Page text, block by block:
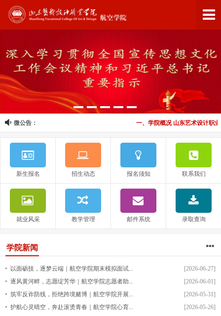
微公告： 一、学院概况 山东艺术设计职
新生报名 招生动态 报名须知 联系我们
就业风采 教学管理 邮件系统 录取查询
学院新闻
[2026-06-27]
以面砺技，逐梦云端｜航空学院期末模拟面试...
[2026-06-01]
逐风黄河畔，志愿绽芳华｜航空学院志愿者助...
[2026-05-31]
筑牢反诈防线，拒绝跨境赌博｜航空学院开展...
[2026-05-26]
护航心灵晴空，奔赴滚烫青春｜航空学院心育...